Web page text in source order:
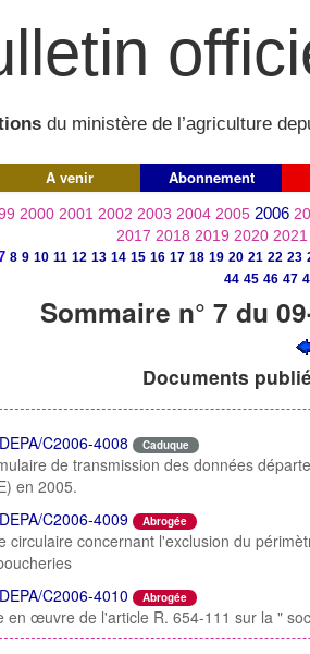
du ministère de l’agriculture
A venir Abonnement
2000 2001 2002 2003 2004 2005 2006
2017 2018 2019 2020 2021
8 9 10 11 12 13 14 15 16 17 18 19 20 21 22 23
44 45 46 47
Sommaire n° 7 du
Documents
C2006-4008
Caduque
de transmission des données
en 2005.
C2006-4009
Abrogée
circulaire concernant l'exclusion du
C2006-4010
Abrogée
en œuvre de l'article R. 654-111 sur la "